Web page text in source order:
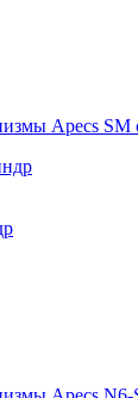
Apecs SM